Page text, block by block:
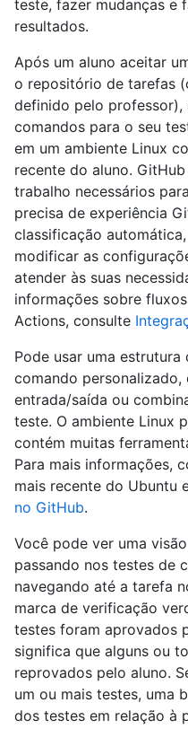
teste, fazer mudanças e
resultados.
Após um aluno aceitar
o repositório de tarefas
definido pelo
comandos para o seu
em um ambiente Linux
recente do aluno.
trabalho necessários
precisa de experiência
classificação
modificar as
atender às suas
informações sobre
Actions, consulte
Pode usar uma
comando personalizado,
entrada/saída ou
teste. O ambiente Linux
contém muitas
Para mais informações,
mais recente do Ubuntu
no GitHub.
Você pode ver uma
passando nos testes de
navegando até a tarefa
marca de verificação
testes foram aprovados
significa que alguns ou
reprovados pelo aluno.
um ou mais testes, uma
dos testes em relação à